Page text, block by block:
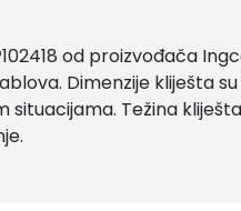
od proizvođača
Dimenzije kliješta su
Težina